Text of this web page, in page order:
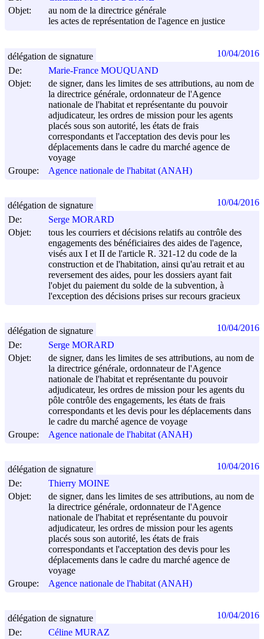
Objet:
au nom de la directrice générale
les actes de représentation de l'agence en justice
De:
Marie-France MOUQUAND
Objet:
de signer, dans les limites de ses attributions, au nom de
la directrice générale, ordonnateur de l'Agence
nationale de l'habitat et représentante du pouvoir
adjudicateur, les ordres de mission pour les agents
placés sous son autorité, les états de frais
correspondants et l'acceptation des devis pour les
déplacements dans le cadre du marché agence de
voyage
Groupe:
Agence nationale de l'habitat (ANAH)
délégation de signature 10/04/2016
De:
Serge MORARD
Objet:
tous les courriers et décisions relatifs au contrôle des
engagements des bénéficiaires des aides de l'agence,
visés aux I et II de l'article R. 321-12 du code de la
construction et de l'habitation, ainsi qu'au retrait et au
reversement des aides, pour les dossiers ayant fait
l'objet du paiement du solde de la subvention, à
l'exception des décisions prises sur recours gracieux
délégation de signature 10/04/2016
De:
Serge MORARD
Objet:
de signer, dans les limites de ses attributions, au nom de
la directrice générale, ordonnateur de l'Agence
nationale de l'habitat et représentante du pouvoir
adjudicateur, les ordres de mission pour les agents du
pôle contrôle des engagements, les états de frais
correspondants et les devis pour les déplacements dans
le cadre du marché agence de voyage
Groupe:
Agence nationale de l'habitat (ANAH)
délégation de signature 10/04/2016
De:
Thierry MOINE
Objet:
de signer, dans les limites de ses attributions, au nom de
la directrice générale, ordonnateur de l'Agence
nationale de l'habitat et représentante du pouvoir
adjudicateur, les ordres de mission pour les agents
placés sous son autorité, les états de frais
correspondants et l'acceptation des devis pour les
déplacements dans le cadre du marché agence de
voyage
Groupe:
Agence nationale de l'habitat (ANAH)
délégation de signature 10/04/2016
De:
Céline MURAZ
délégation de signature 10/04/2016